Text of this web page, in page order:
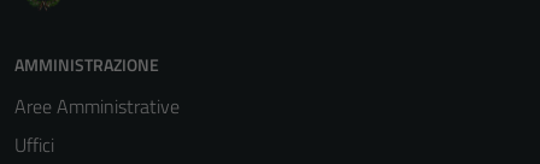
AMMINISTRAZIONE
Aree Amministrative
Uffici